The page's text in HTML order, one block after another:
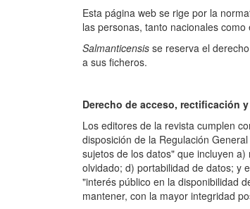
Esta página web se rige por la
las personas, tanto nacionales
Salmanticensis se reserva el
a sus ficheros.
Derecho de acceso, rectificación
Los editores de la revista cumplen
disposición de la Regulación
sujetos de los datos" que incluyen
olvidado; d) portabilidad de datos; y
"interés público en la disponibilidad
mantener, con la mayor integridad